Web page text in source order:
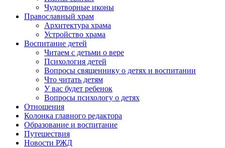
Чудотворные иконы
Православный храм
Архитектура храма
Устройство храма
Воспитание детей
Читаем с детьми о вере
Психология детей
Вопросы священнику о детях и воспитании
Что читать детям
У вас будет ребенок
Вопросы психологу о детях
Отношения
Колонка главного редактора
Образование и воспитание
Путешествия
Новости РЖД